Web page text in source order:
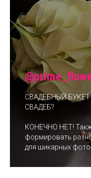
СВАДЕБНЫЙ
СВАДЕБ?
КОНЕЧНО НЕТ!
формировать
для шикарных